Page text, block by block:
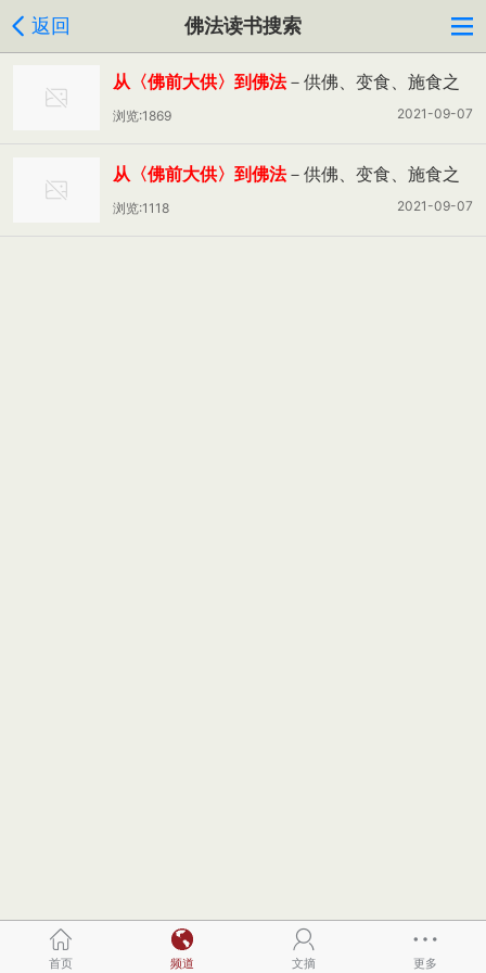
返回 佛法读书搜索
从〈佛前大供〉到佛法－供佛、变食、施食之
探析（下）----郭正益 张育如
2021-09-07
浏览:1869
从〈佛前大供〉到佛法－供佛、变食、施食之
探析（上）----郭正益张育如
2021-09-07
浏览:1118
首页 频道 文摘 更多